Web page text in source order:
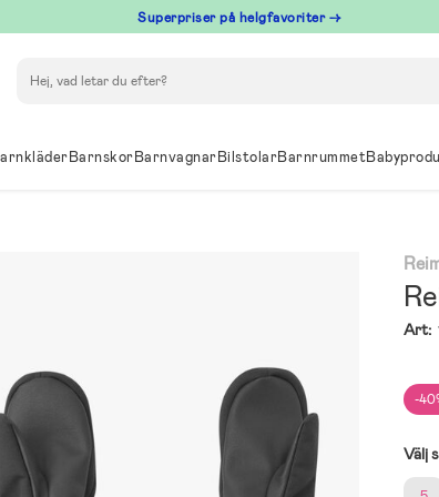
Superpriser på helgfavoriter →
BarnskorBarnvagnarBilstolarBarnrummet
Art:
-
Välj